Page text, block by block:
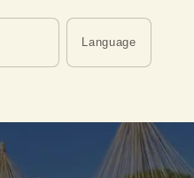
Language